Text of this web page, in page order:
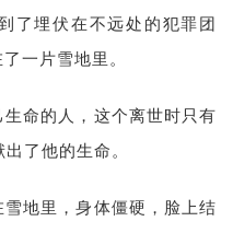
了埋伏在不远处的犯罪团
一片雪地里。
命的人，这个离世时只有
了他的生命。
地里，身体僵硬，脸上结